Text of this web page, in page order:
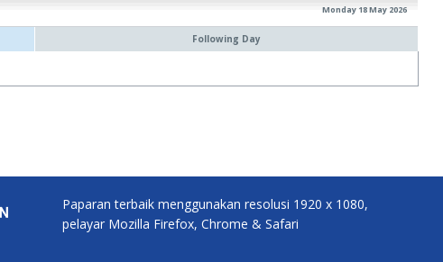
Monday 18 May 2026
Following Day
Paparan terbaik menggunakan resolusi 1920 x 1080,
pelayar Mozilla Firefox, Chrome & Safari